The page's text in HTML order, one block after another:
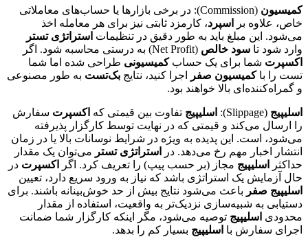
کمیسیون
(Commission): در برخی بازارها یا حساب‌های معاملاتی
خاص، علاوه بر
اسپرد، کارمزد ثابتی نیز برای هر معامله اخذ
می‌شود. این مبلغ باید به طور دقیق در تنظیمات استراتژی تستر
وارد شود تا سود خالص (Net Profit) به درستی محاسبه شود. اگر
اکسپرت شما برای یک حسابکمیسیونی طراحی شده اما شما
تست را باکمیسیون صفر اجرا کنید، نتایج بک‌تست به طور مصنوعی
و گمراه‌کننده‌ای بالا خواهند بود.
اسلیپیج (Slippage): اسلیپیج تفاوت بین قیمتی که اکسپرت سفارش
را ارسال می‌کند و قیمتی که در نهایت توسط کارگزار پذیرفته
می‌شود، است. این پدیده به ویژه در شرایط نوسانات بالا یا در زمان
انتشار اخبار مهم رخ می‌دهد. در
استراتژی تستر می‌توان یک مقدار
حداکثر
اسلیپیج مجاز (بر حسب پیپ) را تعریف کرد. اگر اکسپرت در
حال آزمایش یک استراتژی باشد که نیاز به ورود سریع دارد، تعیین
اسلیپیج صفر باعث می‌شود نتایج بیش از حد خوش‌بینانه باشند. برای
دستیابی به شبیه‌سازی نزدیک‌تر به واقعیت، استفاده از مقدار
محدودی اسلیپیج توصیه می‌شود، مگر اینکه کارگزار شما ضمانت
اجرای سفارش با اسلیپیج بسیار کم را بدهد.